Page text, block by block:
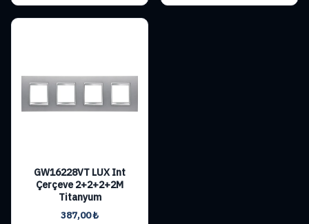
GW16228VT LUX Int
Çerçeve 2+2+2+2M
Titanyum
387,00₺